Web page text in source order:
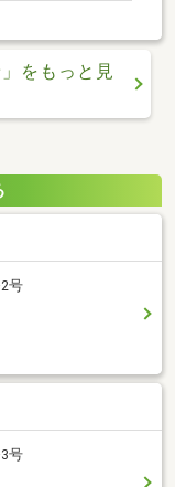
」をもっと見
号
号